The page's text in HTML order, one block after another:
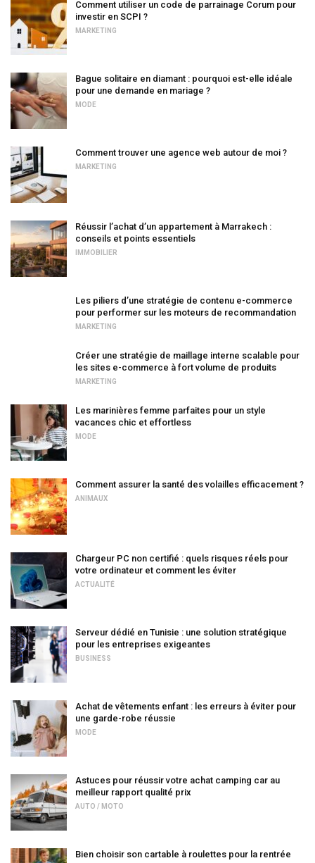
Comment utiliser un code de parrainage Corum pour
investir en SCPI ?
MARKETING
Bague solitaire en diamant : pourquoi est-elle idéale
pour une demande en mariage ?
MODE
Comment trouver une agence web autour de moi ?
MARKETING
Réussir l’achat d’un appartement à Marrakech :
conseils et points essentiels
IMMOBILIER
Les piliers d’une stratégie de contenu e-commerce
pour performer sur les moteurs de recommandation
MARKETING
Créer une stratégie de maillage interne scalable pour
les sites e-commerce à fort volume de produits
MARKETING
Les marinières femme parfaites pour un style
vacances chic et effortless
MODE
Comment assurer la santé des volailles efficacement ?
ANIMAUX
Chargeur PC non certifié : quels risques réels pour
votre ordinateur et comment les éviter
ACTUALITÉ
Serveur dédié en Tunisie : une solution stratégique
pour les entreprises exigeantes
BUSINESS
Achat de vêtements enfant : les erreurs à éviter pour
une garde-robe réussie
MODE
Astuces pour réussir votre achat camping car au
meilleur rapport qualité prix
AUTO / MOTO
Bien choisir son cartable à roulettes pour la rentrée